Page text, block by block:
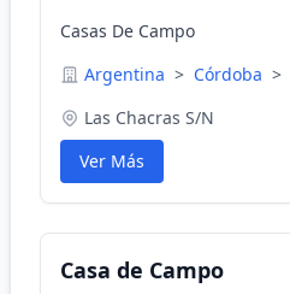
Casas De Campo
Argentina > Córdoba >
Las Chacras S/N
Ver Más
Casa de Campo